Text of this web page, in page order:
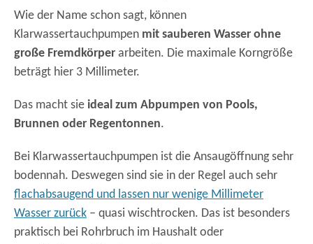
Wie der Name schon sagt, können
Klarwassertauchpumpen mit sauberen Wasser ohne
große Fremdkörper arbeiten. Die maximale Korngröße
beträgt hier 3 Millimeter.
Das macht sie ideal zum Abpumpen von Pools,
Brunnen oder Regentonnen.
Bei Klarwassertauchpumpen ist die Ansaugöffnung sehr
bodennah. Deswegen sind sie in der Regel auch sehr
flachabsaugend und lassen nur wenige Millimeter
Wasser zurück – quasi wischtrocken. Das ist besonders
praktisch bei Rohrbruch im Haushalt oder